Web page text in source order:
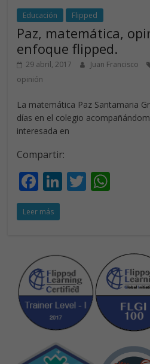
Educación Flipped
Paz, matemática,
enfoque flipped.
29 abril, 2017 Juan Francisco
opinión
La matemática Paz Santamaria
días en el colegio
interesada en
Compartir:
F
ac
e
o
o
k
Li
dI
n
T
A
p
p
Leer más